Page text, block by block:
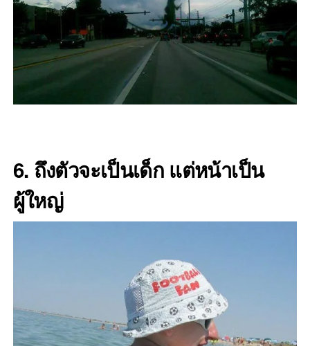
6. ถึงตัวจะเป็นเด็ก แต่หน้าเป็น
ผู้ใหญ่